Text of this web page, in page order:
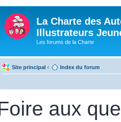
La Charte des
Illustrateurs
Les forums de la Charte
Site principal ‹ Index du forum
aux